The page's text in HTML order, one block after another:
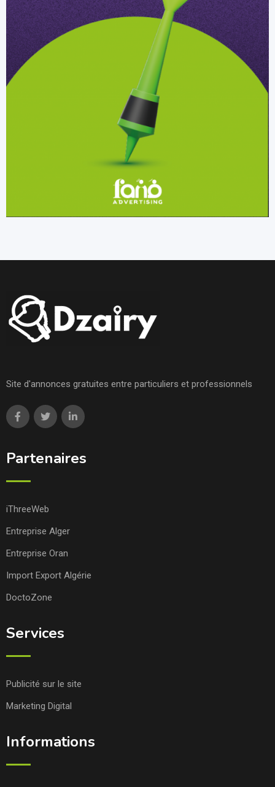
Site d'annonces gratuites entre particuliers et professionnels
Partenaires
iThreeWeb
Entreprise Alger
Entreprise Oran
Import Export Algérie
DoctoZone
Services
Publicité sur le site
Marketing Digital
Informations